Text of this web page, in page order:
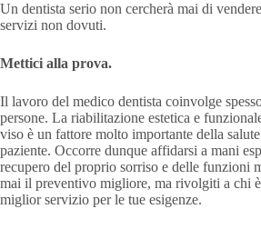
Un dentista serio non cercherà mai di
servizi non dovuti.
Mettici alla prova.
Il lavoro del medico dentista coinvolge
persone. La riabilitazione estetica e
viso è un fattore molto importante della
paziente. Occorre dunque affidarsi a mani
recupero del proprio sorriso e delle funzioni
mai il preventivo migliore, ma rivolgiti a chi
miglior servizio per le tue esigenze.